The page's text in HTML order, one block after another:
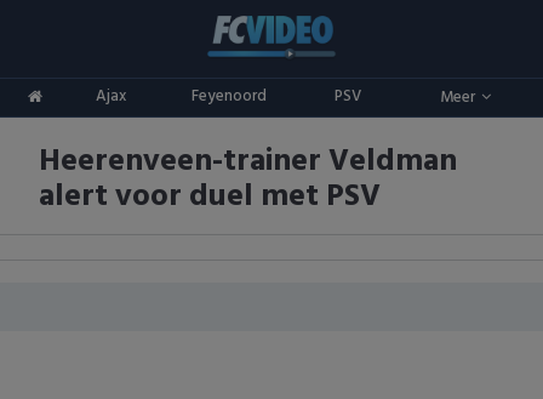
Ajax Feyenoord PSV Meer
ADO Den Haag
Ajax
Competities
Eredivisie
Oranje
Heerenveen-trainer Veldman
alert voor duel met PSV